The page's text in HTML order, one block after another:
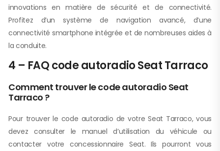
innovations en matière de sécurité et de connectivité.
Profitez d’un système de navigation avancé, d’une
connectivité smartphone intégrée et de nombreuses aides à
la conduite.
4 – FAQ code autoradio Seat Tarraco
Comment trouver le code autoradio Seat
Tarraco ?
Pour trouver le code autoradio de votre Seat Tarraco, vous
devez consulter le manuel d’utilisation du véhicule ou
contacter votre concessionnaire Seat. Ils pourront vous